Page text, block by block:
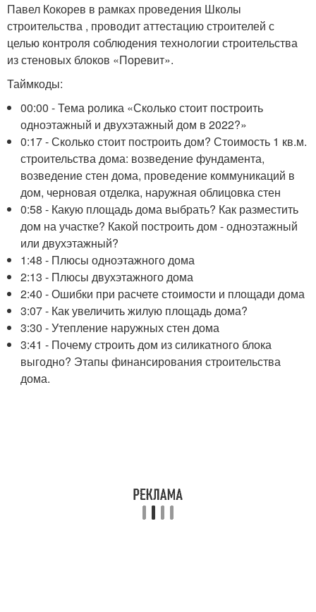
Павел Кокорев в рамках проведения Школы
строительства , проводит аттестацию строителей с
целью контроля соблюдения технологии строительства
из стеновых блоков «Поревит».
Таймкоды:
00:00 - Тема ролика «Сколько стоит построить
одноэтажный и двухэтажный дом в 2022?»
0:17 - Сколько стоит построить дом? Стоимость 1 кв.м.
строительства дома: возведение фундамента,
возведение стен дома, проведение коммуникаций в
дом, черновая отделка, наружная облицовка стен
0:58 - Какую площадь дома выбрать? Как разместить
дом на участке? Какой построить дом - одноэтажный
или двухэтажный?
1:48 - Плюсы одноэтажного дома
2:13 - Плюсы двухэтажного дома
2:40 - Ошибки при расчете стоимости и площади дома
3:07 - Как увеличить жилую площадь дома?
3:30 - Утепление наружных стен дома
3:41 - Почему строить дом из силикатного блока
выгодно? Этапы финансирования строительства
дома.